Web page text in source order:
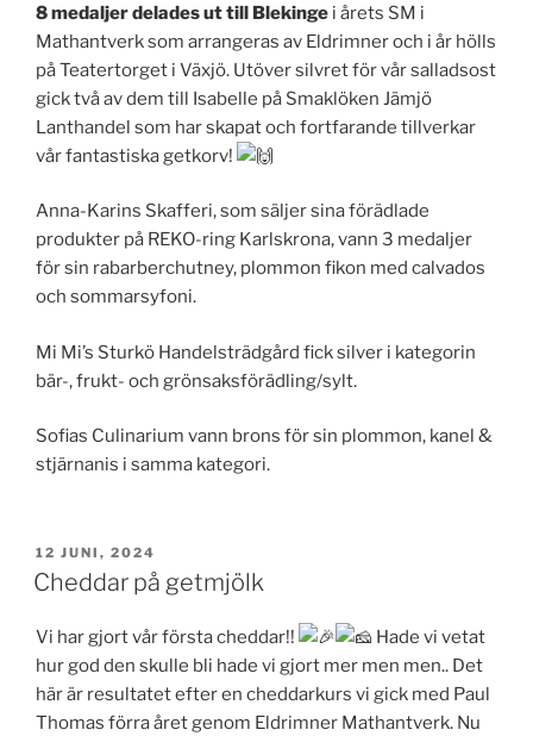
8 medaljer delades ut till Blekinge i årets SM i
Mathantverk som arrangeras av Eldrimner och i år hölls
på Teatertorget i Växjö. Utöver silvret för vår salladsost
gick två av dem till Isabelle på Smaklöken Jämjö
Lanthandel som har skapat och fortfarande tillverkar
vår fantastiska getkorv!
Anna-Karins Skafferi, som säljer sina förädlade
produkter på REKO-ring Karlskrona, vann 3 medaljer
för sin rabarberchutney, plommon fikon med calvados
och sommarsyfoni.
Mi Mi’s Sturkö Handelsträdgård fick silver i kategorin
bär-,frukt- och grönsaksförädling/sylt.
Sofias Culinarium vann brons för sin plommon, kanel &
stjärnanis i samma kategori.
PUBLICERAT
12 JUNI, 2024
Cheddar på getmjölk
Vi har gjort vår första cheddar!!
Hade vi vetat
hur god den skulle bli hade vi gjort mer men men.. Det
här är resultatet efter en cheddarkurs vi gick med Paul
Thomas förra året genom Eldrimner Mathantverk. Nu